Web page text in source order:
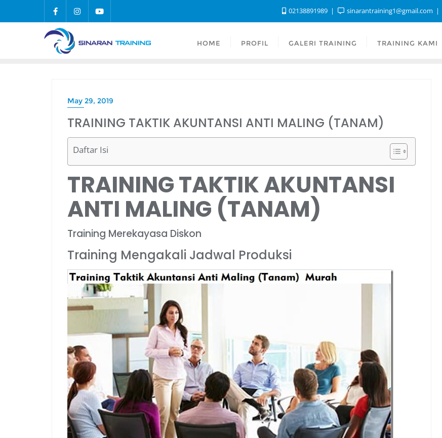
02138891989 sinarantraining1@gmail.com
HOME PROFIL GALERI TRAINING TRAINING KAMI
May 29, 2019
TRAINING TAKTIK AKUNTANSI ANTI MALING (TANAM)
Daftar Isi
TRAINING TAKTIK AKUNTANSI
ANTI MALING (TANAM)
Training Merekayasa Diskon
Training Mengakali Jadwal Produksi